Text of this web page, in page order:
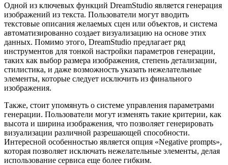
Одной из ключевых функций DreamStudio является генерация
изображений из текста. Пользователи могут вводить
текстовые описания желаемых сцен или объектов, и система
автоматизированно создает визуализацию на основе этих
данных. Помимо этого, DreamStudio предлагает ряд
инструментов для тонкой настройки параметров генерации,
таких как выбор размера изображения, степень детализации,
стилистика, и даже возможность указать нежелательные
элементы, которые следует исключить из финального
изображения.
Также, стоит упомянуть о системе управления параметрами
генерации. Пользователи могут изменять такие критерии, как
высота и ширина изображения, что позволяет генерировать
визуализации различной разрешающей способности.
Интересной особенностью является опция «Negative prompts»,
которая позволяет исключать нежелательные элементы, делая
использование сервиса еще более гибким.